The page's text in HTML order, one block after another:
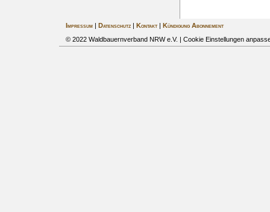
Impressum| Datenschutz| Kontakt|
Kündigung Abonnement
© 2022 Waldbauernverband NRW e.V. | Cookie Einstellungen